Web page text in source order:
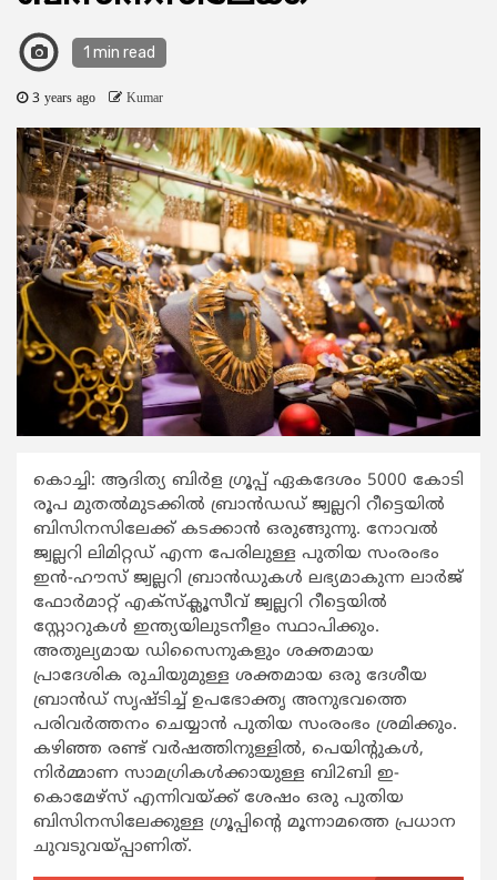
1 min read
3 years ago Kumar
കൊച്ചി: ആദിത്യ ബിർള ഗ്രൂപ്പ് ഏകദേശം 5000 കോടി
രൂപ മുതൽമുടക്കിൽ ബ്രാൻഡഡ് ജ്വല്ലറി റീട്ടെയിൽ
ബിസിനസിലേക്ക് കടക്കാൻ ഒരുങ്ങുന്നു. നോവൽ
ജ്വല്ലറി ലിമിറ്റഡ് എന്ന പേരിലുള്ള പുതിയ സംരംഭം
ഇൻ-ഹൗസ് ജ്വല്ലറി ബ്രാൻഡുകൾ ലഭ്യമാകുന്ന ലാർജ്
ഫോർമാറ്റ് എക്സ്ക്ലൂസീവ് ജ്വല്ലറി റീട്ടെയിൽ
സ്റ്റോറുകൾ ഇന്ത്യയിലുടനീളം സ്ഥാപിക്കും.
അതുല്യമായ ഡിസൈനുകളും ശക്തമായ
പ്രാദേശിക രുചിയുമുള്ള ശക്തമായ ഒരു ദേശീയ
ബ്രാൻഡ് സൃഷ്ടിച്ച് ഉപഭോക്തൃ അനുഭവത്തെ
പരിവർത്തനം ചെയ്യാൻ പുതിയ സംരംഭം ശ്രമിക്കും.
കഴിഞ്ഞ രണ്ട് വർഷത്തിനുള്ളിൽ, പെയിന്‍റുകൾ,
നിർമ്മാണ സാമഗ്രികൾക്കായുള്ള ബി2ബി ഇ-
കൊമേഴ്സ് എന്നിവയ്ക്ക് ശേഷം ഒരു പുതിയ
ബിസിനസിലേക്കുള്ള ഗ്രൂപ്പിന്‍റെ മൂന്നാമത്തെ പ്രധാന
ചുവടുവയ്പ്പാണിത്.